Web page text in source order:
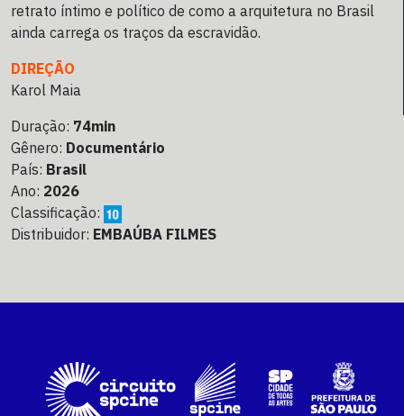
retrato íntimo e político de como a arquitetura no Brasil
ainda carrega os traços da escravidão.
DIREÇÃO
Karol Maia
Duração: 74min
Gênero: Documentário
País: Brasil
Ano: 2026
Classificação:
Distribuidor: EMBAÚBA FILMES